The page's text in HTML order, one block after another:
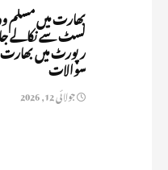
بھارت میں مسلم
سوالات
جولائی 12, 2026